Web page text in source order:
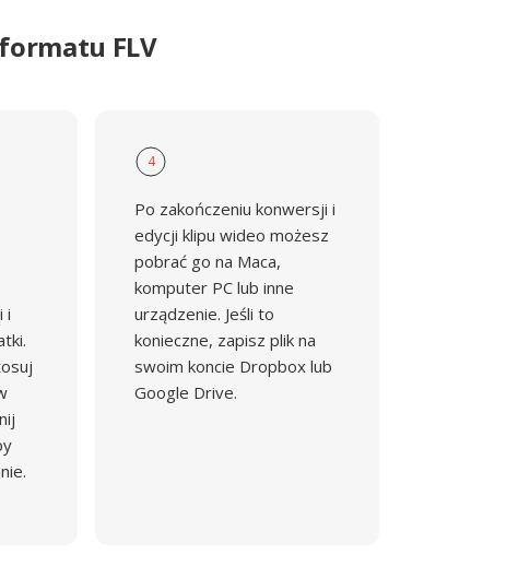
FLV
i
4
Po zakończeniu konwersji i
edycji klipu wideo możesz
pobrać go na Maca,
komputer PC lub inne
urządzenie. Jeśli to
konieczne, zapisz plik na
swoim koncie Dropbox lub
Google Drive.